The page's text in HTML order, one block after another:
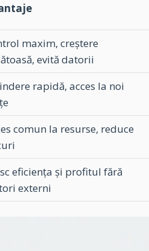
maxim, creștere
evită datorii
rapidă, acces la noi
comun la resurse, reduce
eficiența și profitul fără
externi